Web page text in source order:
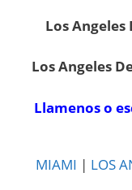
Los
Los Angeles
Llamenos o
MIAMI | LOS